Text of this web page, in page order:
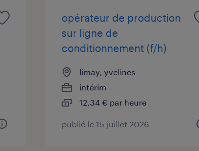
opérateur de production
sur ligne de
conditionnement (f/h)
limay, yvelines
intérim
12,34 € par heure
publié le 15 juillet 2026